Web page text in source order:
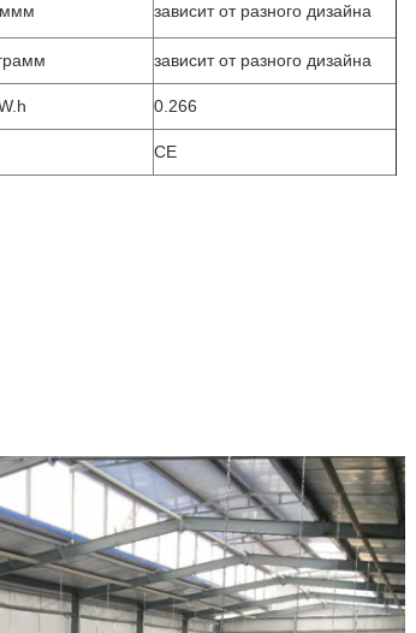
зависит от разного дизайна
зависит от разного дизайна
0.266
CE